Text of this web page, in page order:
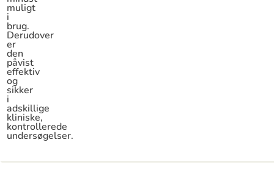
muligt
i
brug.
Derudover
er
den
påvist
effektiv
og
sikker
i
adskillige
kliniske,
kontrollerede
undersøgelser.